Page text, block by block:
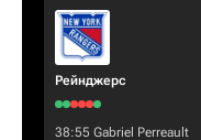
Рейнджерс
38:55 Gabriel Perreault